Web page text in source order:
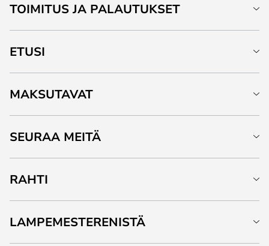
TOIMITUS JA PALAUTUKSET
ETUSI
MAKSUTAVAT
SEURAA MEITÄ
RAHTI
LAMPEMESTERENISTÄ